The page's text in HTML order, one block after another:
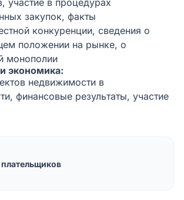
участие в процедурах
закупок, факты
конкуренции, сведения о
положении на рынке, о
монополии
экономика:
недвижимости в
финансовые результаты, участие
плательщиков